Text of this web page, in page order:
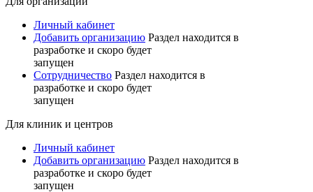
Личный кабинет
Добавить организацию Раздел находится в
разработке и скоро будет
запущен
Сотрудничество Раздел находится в
разработке и скоро будет
запущен
Для клиник и центров
Личный кабинет
Добавить организацию Раздел находится в
разработке и скоро будет
запущен